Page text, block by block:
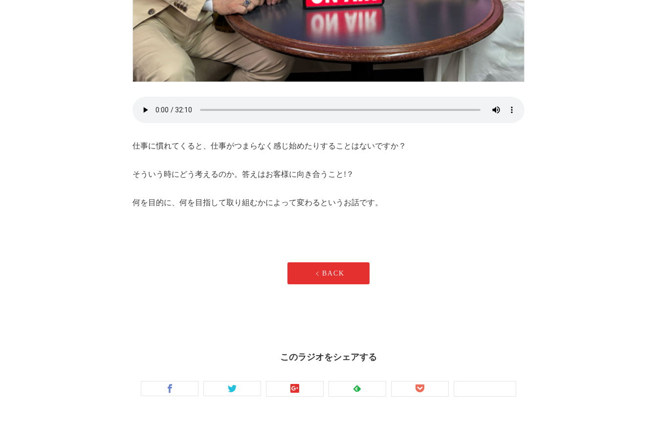
仕事に慣れてくると、仕事がつまらなく感じ始めたりすることはないですか？
そういう時にどう考えるのか。答えはお客様に向き合うこと!？
何を目的に、何を目指して取り組むかによって変わるというお話です。
BACK
このラジオをシェアする